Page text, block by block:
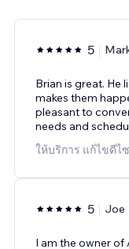
5
Brian is great. He
makes them
pleasant to
needs and
ให้บริการ แก้ไขดีไ
5 Joe
I am the owner